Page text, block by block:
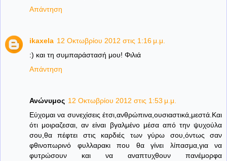
Απάντηση
ikaxela 12 Οκτωβρίου 2012 στις 1:16 μ.μ.
:) και τη συμπαράστασή μου! Φιλιά
Απάντηση
Ανώνυμος 12 Οκτωβρίου 2012 στις 1:53 μ.μ.
Εύχομαι να συνεχίσεις έτσι,ανθρώπινα,ουσιαστικά,μεστά.Και
ότι μοιραζεσαι, αν είναι βγαλμένο μέσα από την ψυχούλα
σου,θα πέφτει στις καρδιές των γύρω σου,όντως σαν
φθινοπωρινό φυλλαρακι που θα γίνει λίπασμα,για να
φυτρώσουν και να αναπτυχθουν πανέμορφα